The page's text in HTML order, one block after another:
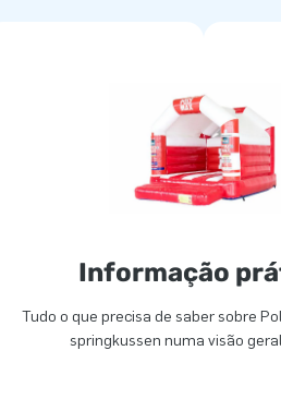
Informação
Tudo o que precisa de saber sobre
springkussen numa visão